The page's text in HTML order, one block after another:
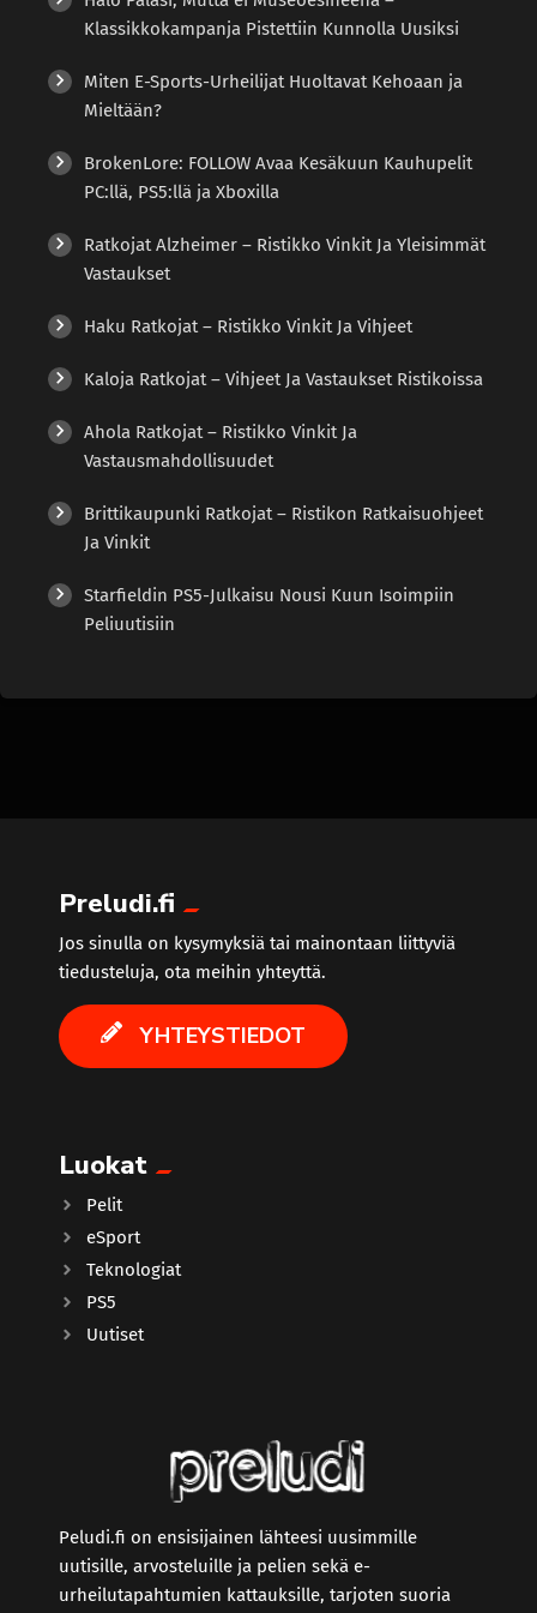
Klassikkokampanja Pistettiin Kunnolla Uusiksi
Miten E-Sports-Urheilijat Huoltavat Kehoaan ja
Mieltään?
BrokenLore: FOLLOW Avaa Kesäkuun Kauhupelit
PC:llä, PS5:llä ja Xboxilla
Ratkojat Alzheimer – Ristikko Vinkit Ja Yleisimmät
Vastaukset
Haku Ratkojat – Ristikko Vinkit Ja Vihjeet
Kaloja Ratkojat – Vihjeet Ja Vastaukset Ristikoissa
Ahola Ratkojat – Ristikko Vinkit Ja
Vastausmahdollisuudet
Brittikaupunki Ratkojat – Ristikon Ratkaisuohjeet
Ja Vinkit
Starfieldin PS5-Julkaisu Nousi Kuun Isoimpiin
Peliuutisiin
Preludi.fi
Jos sinulla on kysymyksiä tai mainontaan liittyviä
tiedusteluja, ota meihin yhteyttä.
YHTEYSTIEDOT
Luokat
Pelit
eSport
Teknologiat
PS5
Uutiset
Peludi.fi on ensisijainen lähteesi uusimmille
uutisille, arvosteluille ja pelien sekä e-
urheilutapahtumien kattauksille, tarjoten suoria